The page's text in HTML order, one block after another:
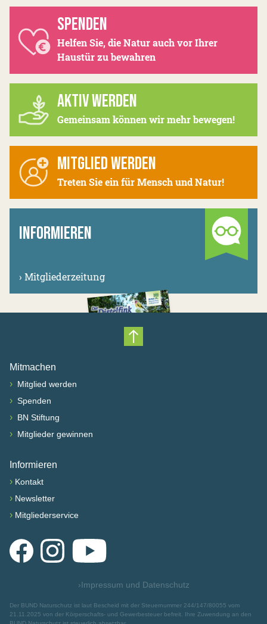
SPENDEN
Helfen Sie, die Natur auch vor Ihrer
Haustür zu bewahren
AKTIV WERDEN
Gemeinsam können wir mehr bewegen!
MITGLIED WERDEN
Treten Sie ein für Mensch und Natur!
INFORMIEREN
› Mitgliederzeitung
Nach oben scrollen
Mitmachen
› Mitglied werden
› Spenden
› BN Stiftung
› Mitglieder gewinnen
Informieren
› Kontakt
› Newsletter
› Mitgliederservice
FacebookInstagramYouTube
›Impressum und Datenschutz
Der BUND Naturschutz ist laut Bescheid mit der Steuernummer 244/147/80055 vom
21.11.2025 von der Körperschafts- und Gewerbesteuer befreit. Ihre Zuwendung an den